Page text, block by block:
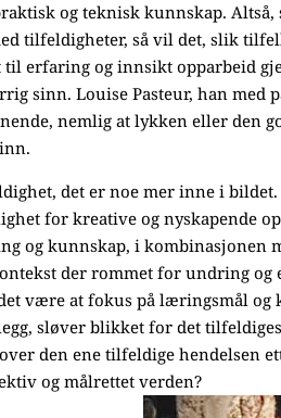
og teknisk kunnskap.
tilfeldigheter, så vil det, slik
erfaring og innsikt opparbeid
sinn. Louise Pasteur, han med
nemlig at lykken eller den
det er noe mer inne i
for kreative og nyskapende
og kunnskap, i kombinasjonen
der rommet for undring og
være at fokus på læringsmål
sløver blikket for det
den ene tilfeldige hendelsen
og målrettet verden?